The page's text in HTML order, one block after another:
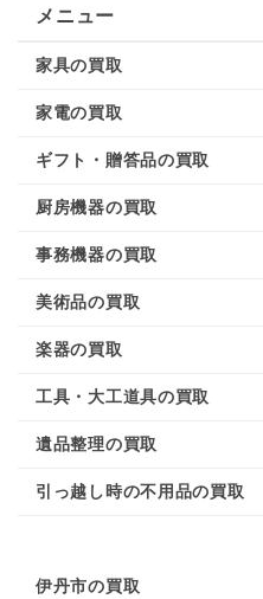
メニュー
家具の買取
家電の買取
ギフト・贈答品の買取
厨房機器の買取
事務機器の買取
美術品の買取
楽器の買取
工具・大工道具の買取
遺品整理の買取
引っ越し時の不用品の買取
伊丹市の買取